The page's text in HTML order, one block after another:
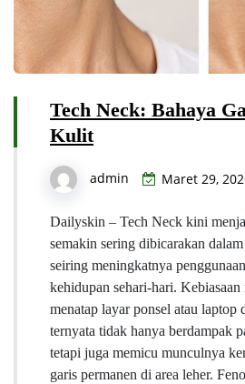
Tech Neck: Bahaya
Kulit
admin Maret 29,
Dailyskin – Tech Neck kini
semakin sering dibicarakan
seiring meningkatnya
kehidupan sehari-hari. Kebiasaan
menatap layar ponsel atau laptop
ternyata tidak hanya berdampak
tetapi juga memicu munculnya
garis permanen di area leher.